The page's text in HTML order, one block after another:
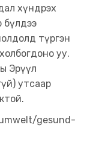
хүндрэх
бүлдээ
түргэн
уу.
Эрүүл
утсаар
gesund-